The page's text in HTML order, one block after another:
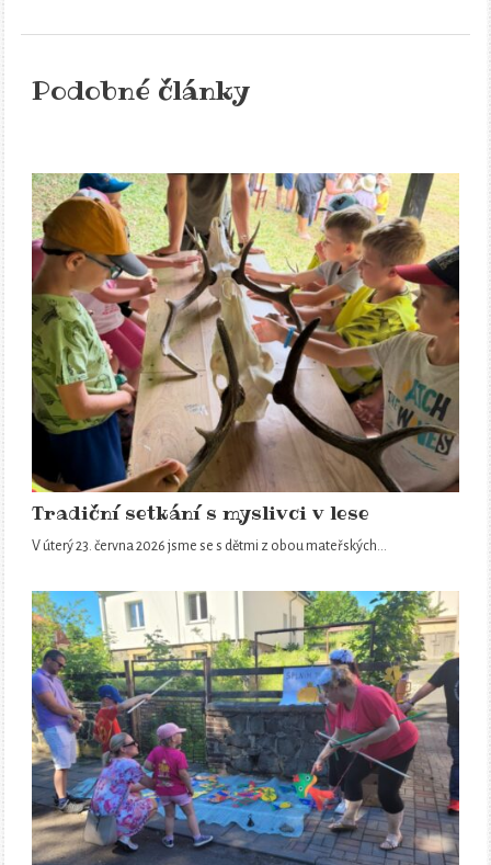
Podobné články
Tradiční setkání s myslivci v lese
V úterý 23. června 2026 jsme se s dětmi z obou mateřských…